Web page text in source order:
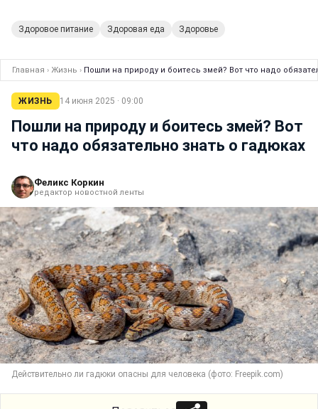
Здоровое питание Здоровая еда Здоровье
Главная › Жизнь › Пошли на природу и боитесь змей? Вот что надо
ЖИЗНЬ 14 июня 2025 · 09:00
Пошли на природу и боитесь змей? Вот
что надо обязательно знать о гадюках
Феликс Коркин
редактор новостной ленты
Действительно ли гадюки опасны для человека (фото: Freepik.com)